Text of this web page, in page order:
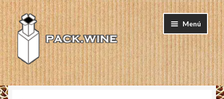
Ir
a
la
navegación
Ir
al
contenido
Menú
INICIO